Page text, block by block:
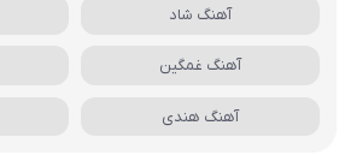
آهنگ شاد
آهنگ غمگین
آهنگ هندی